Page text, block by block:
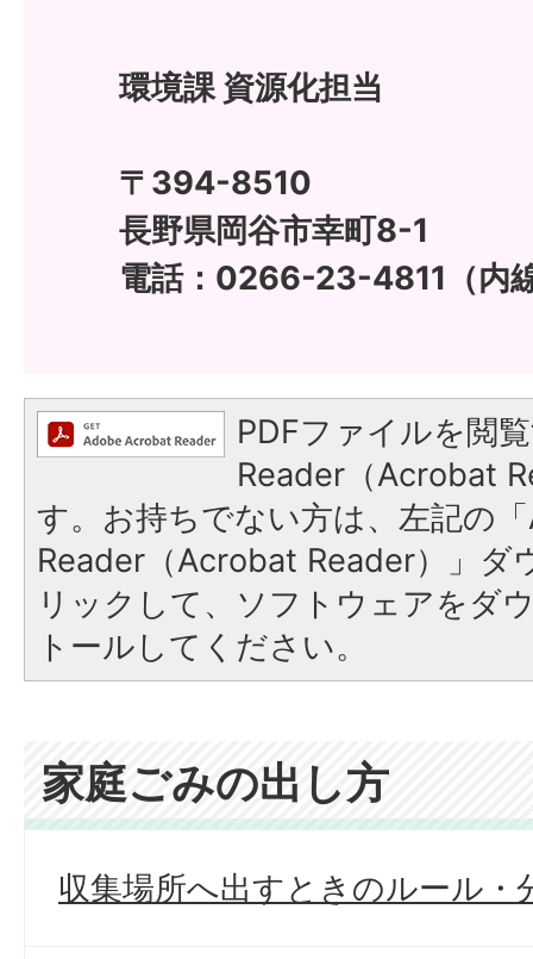
環境課 資源化担当
〒394-8510
長野県岡谷市幸町8-1
電話：0266-23-4811（内
PDFファイルを閲
Reader（Acrobat
す。お持ちでない方は、左記の
Reader（Acrobat Reader）」ダ
リックして、ソフトウェアをダ
トールしてください。
家庭ごみの出し方
収集場所へ出すときのルール・